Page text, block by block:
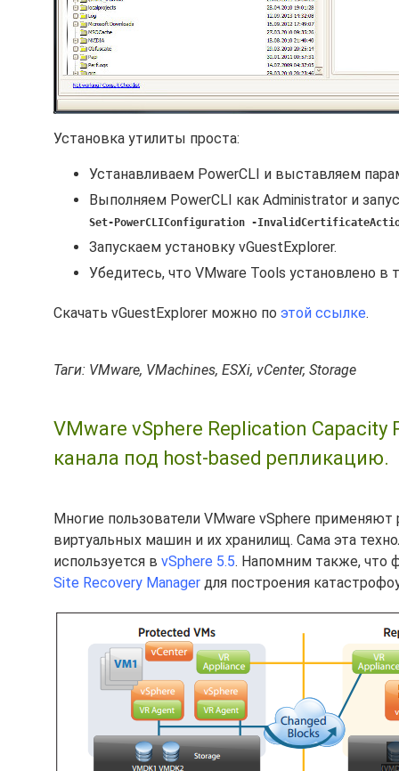
Установка утилиты проста:
Устанавливаем PowerCLI и выставляем
Выполняем PowerCLI как Administrator и
Set-PowerCLIConfiguration -
Запускаем установку vGuestExplorer.
Убедитесь, что VMware Tools установлено
Скачать vGuestExplorer можно по этой ссылке.
Таги: VMware, VMachines, ESXi, vCenter, Storage
VMware vSphere Replication
канала под host-based репликацию.
Многие пользователи VMware vSphere
виртуальных машин и их хранилищ. Сама эта
используется в vSphere 5.5. Напомним также, что
Site Recovery Manager для построения